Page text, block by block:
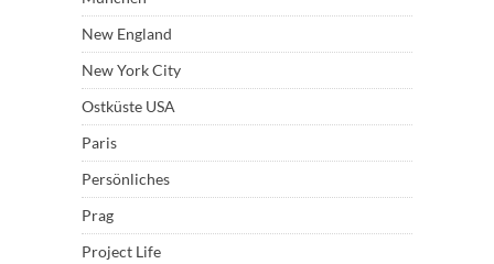
New England
New York City
Ostküste USA
Paris
Persönliches
Prag
Project Life